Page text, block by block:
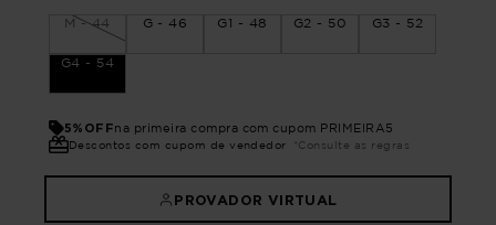
M - 44 G - 46 G1 - 48 G2 - 50 G3 - 52
G4 - 54
5%OFFna primeira compra com cupom PRIMEIRA5
Descontos com cupom de vendedor *Consulte as regras
PROVADOR VIRTUAL